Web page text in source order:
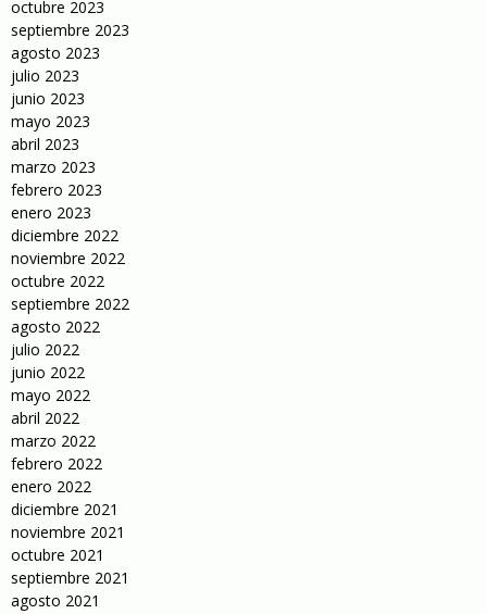
octubre 2023
septiembre 2023
agosto 2023
julio 2023
junio 2023
mayo 2023
abril 2023
marzo 2023
febrero 2023
enero 2023
diciembre 2022
noviembre 2022
octubre 2022
septiembre 2022
agosto 2022
julio 2022
junio 2022
mayo 2022
abril 2022
marzo 2022
febrero 2022
enero 2022
diciembre 2021
noviembre 2021
octubre 2021
septiembre 2021
agosto 2021